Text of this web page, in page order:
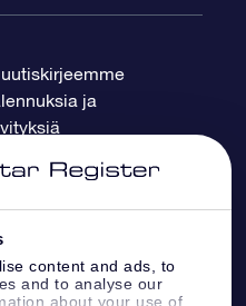
content and ads, to
and to analyse our
about your use of
ja